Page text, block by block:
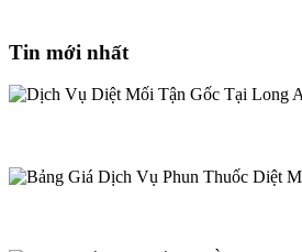
Tin mới nhất